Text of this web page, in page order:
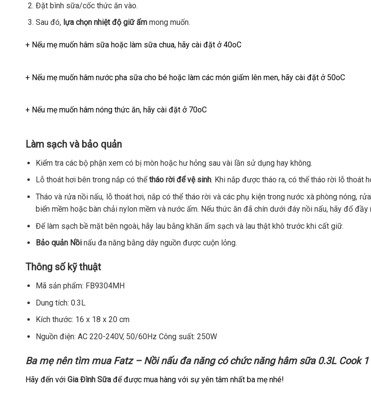
Đặt bình sữa/cốc thức ăn vào.
Sau đó, lựa chọn nhiệt độ giữ ấmmong muốn.
+ Nếu mẹ muốn hâm sữa hoặc làm sữa chua, hãy cài đặt ở 40oC
+ Nếu mẹ muốn hâm nước pha sữa cho bé hoặc làm các món giấm lên men, hãy cài đặt ở 50oC
+ Nếu mẹ muốn hâm nóng thức ăn, hãy cài đặt ở 70oC
Làm sạch và bảo quản
Kiểm tra các bộ phận xem có bị mòn hoặc hư hỏng sau vài lần sử dụng hay không.
Lỗ thoát hơi bên trong nắp có thểtháo rời để vệ sinh. Khi nắp được tháo ra, có thể tháo rời lỗ thoát
Tháo và rửa nồi nấu, lỗ thoát hơi, nắp có thể tháo rời và các phụ kiện trong nước xà phòng nóng,
biển mềm hoặc bàn chải nylon mềm và nước ấm. Nếu thức ăn đã chín dưới đáy nồi nấu, hãy đổ
Để làm sạch bề mặt bên ngoài, hãy lau bằng khăn ẩm sạch và lau thật khô trước khi cất giữ.
Bảo quản Nồinấu đa năng bằng dây nguồn được cuộn lỏng.
Thông số kỹ thuật
Mã sản phẩm: FB9304MH
Dung tích: 0.3L
Kích thước: 16 x 18 x 20 cm
Nguồn điện: AC 220-240V, 50/60Hz Công suất: 250W
Ba mẹ nên tìm mua Fatz – Nồi nấu đa năng có chức năng hâm sữa 0.3L Cook 1
Hãy đến với Gia Đình Sữa để được mua hàng với sự yên tâm nhất ba mẹ nhé!